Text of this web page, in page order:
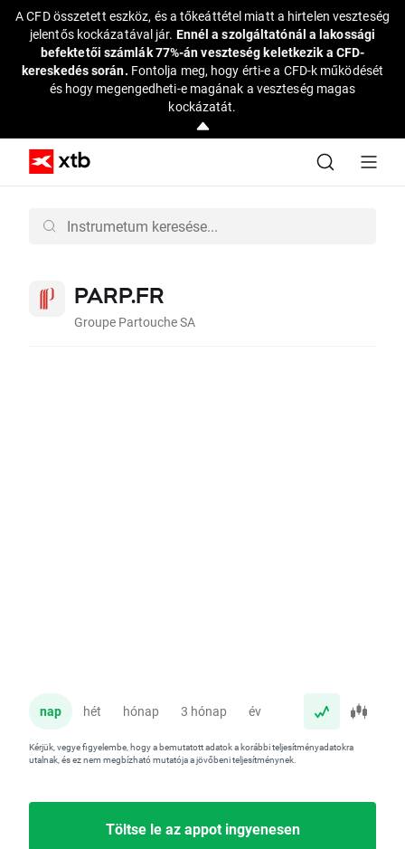
A CFD összetett eszköz, és a tőkeáttétel miatt a hirtelen veszteség
jelentős kockázatával jár. Ennél a szolgáltatónál a lakossági
befektetői számlák 77%-án veszteség keletkezik a CFD-
kereskedés során. Fontolja meg, hogy érti-e a CFD-k működését
és hogy megengedheti-e magának a veszteség magas
kockázatát.
PARP.FR
Groupe Partouche SA
nap hét hónap 3 hónap év
Kérjük, vegye figyelembe, hogy a bemutatott adatok a korábbi teljesítményadatokra
utalnak, és ez nem megbízható mutatója a jövőbeni teljesítménynek.
Töltse le az appot ingyenesen